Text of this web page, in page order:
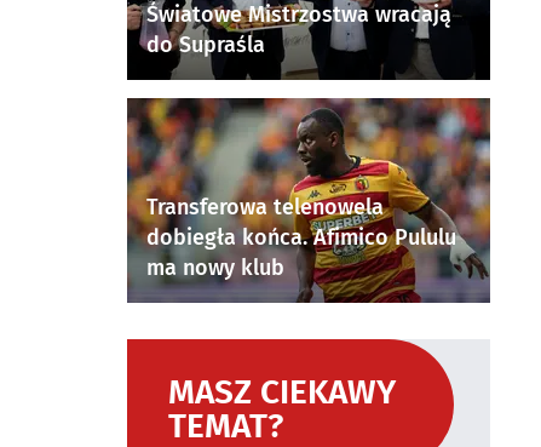
Światowe Mistrzostwa wracają
do Supraśla
Transferowa telenowela
dobiegła końca. Afimico Pululu
ma nowy klub
MASZ CIEKAWY
TEMAT?